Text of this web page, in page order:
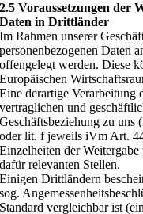
2.5 Voraussetzungen der
Daten in Drittländer
Im Rahmen unserer
personenbezogenen Daten
offengelegt werden. Diese
Europäischen
Eine derartige
vertraglichen und
Geschäftsbeziehung zu
oder lit. f jeweils iVm Art.
Einzelheiten der
dafür relevanten Stellen.
Einigen Drittländern
sog.
Standard vergleichbar ist